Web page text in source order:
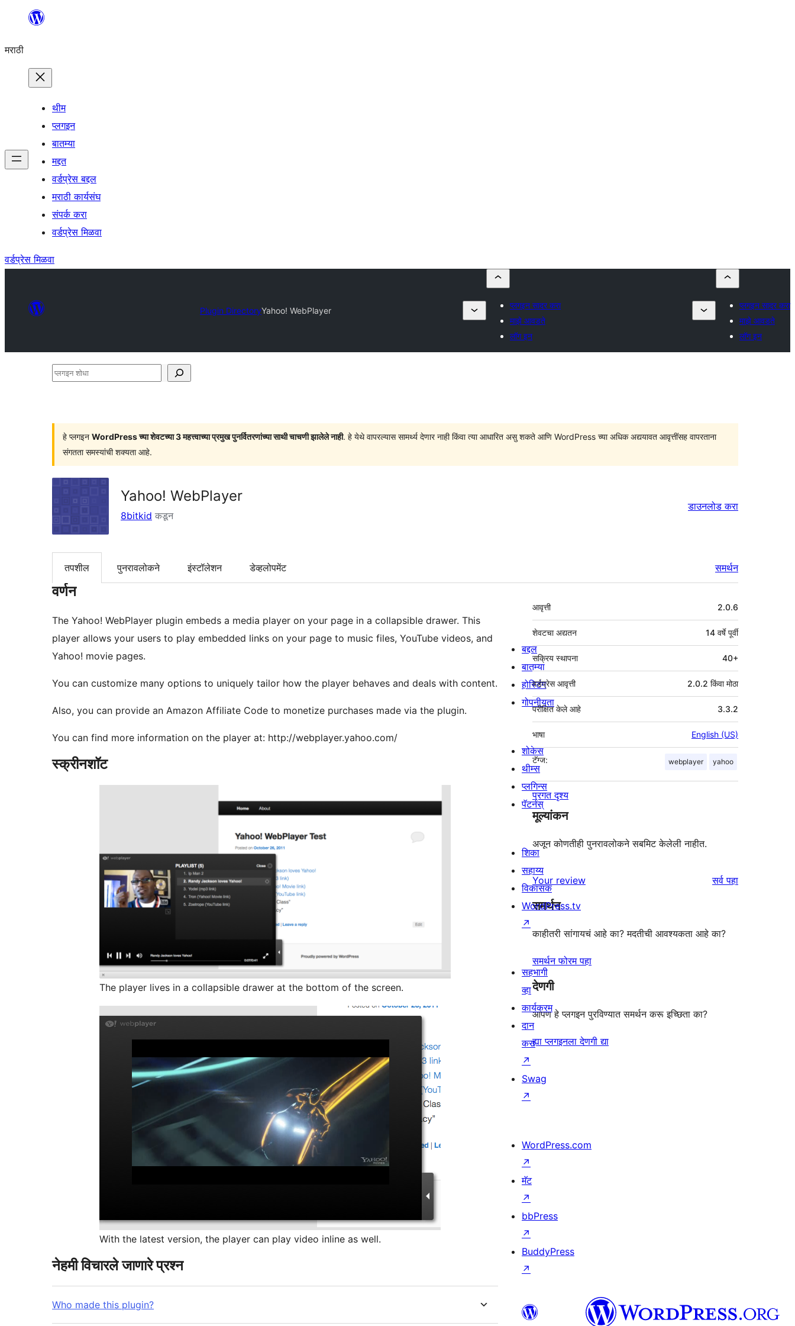
सामुग्रीवर
मराठी
थीम
प्लगइन
बातम्या
मद्दत
वर्डप्रेस बद्दल
मराठी कार्यसंघ
संपर्क करा
वर्डप्रेस मिळवा
वर्डप्रेस मिळवा
Plugin DirectoryYahoo! WebPlayer
प्लगइन सादर करा
माझे आवडते
लॉग इन
प्लगइन सादर करा
माझे आवडते
लॉग इन
प्लगइन
हे प्लगइन WordPress च्या शेवटच्या 3 महत्त्वाच्या प्रमुख पुनर्वितरणांच्या साथी चाचणी झालेले नाही. हे येथे वापरल्यास सामर्थ्य देणार नाही किंवा त्या आधारित असु शकते आणि WordPress च्या अधिक अद्ययावत आवृत्तींसह वापरताना
संगतता समस्यांची शक्यता आहे.
Yahoo! WebPlayer
8bitkid कडून
डाउनलोड करा
तपशील पुनरावलोकने इंस्टॉलेशन डेव्हलोपमेंट समर्थन
वर्णन
The Yahoo! WebPlayer plugin embeds a media player on your page in a collapsible drawer. This
player allows your users to play embedded links on your page to music files, YouTube videos, and
Yahoo! movie pages.
You can customize many options to uniquely tailor how the player behaves and deals with content.
Also, you can provide an Amazon Affiliate Code to monetize purchases made via the plugin.
You can find more information on the player at: http://webplayer.yahoo.com/
स्क्रीनशॉट
The player lives in a collapsible drawer at the bottom of the screen.
With the latest version, the player can play video inline as well.
नेहमी विचारले जाणारे प्रश्न
Who made this plugin?
मेटा
आवृत्ती 2.0.6
शेवटचा अद्यतन 14 वर्षे पूर्वी
सक्रिय स्थापना 40+
वर्डप्रेस आवृत्ती 2.0.2 किंवा मोठा
परीक्षित केले आहे 3.3.2
भाषा English (US)
टॅग्ज: webplayer yahoo
प्रगत दृश्य
मूल्यांकन
अजून कोणतीही पुनरावलोकने सबमिट केलेली नाहीत.
Your review सर्वपुनरावलोकने
पहा
समर्थन
काहीतरी सांगायचं आहे का? मदतीची आवश्यकता आहे का?
समर्थन फोरम पहा
देणगी
आपण हे प्लगइन पुरविण्यात समर्थन करू इच्छिता का?
ह्या प्लगइनला देणगी द्या
बद्दल
बातम्या
होस्टिंग
गोपनीयता
शोकेस
थीम्स
प्लगिन्स
पॅटर्नस्
शिका
सहाय्य
विकासक
WordPress.tv
↗
सहभागी
व्हा
कार्यक्रम
दान
करा
↗
Swag
↗
WordPress.com
↗
मॅट
↗
bbPress
↗
BuddyPress
↗